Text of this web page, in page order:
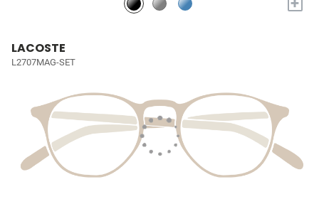
LACOSTE
L2707MAG-SET